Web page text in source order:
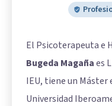
El Psicoterapeuta e
Bugeda Magañaes
IEU, tiene un
Universidad